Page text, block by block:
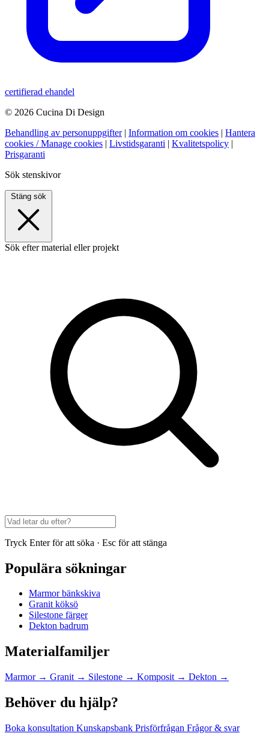
certifierad ehandel
© 2026 Cucina Di Design
Behandling av personuppgifter | Information om cookies | Hantera
cookies / Manage cookies | Livstidsgaranti | Kvalitetspolicy |
Prisgaranti
Sök stenskivor
Stäng sök
Sök efter material eller projekt
Tryck Enter för att söka · Esc för att stänga
Populära sökningar
Marmor bänkskiva
Granit köksö
Silestone färger
Dekton badrum
Materialfamiljer
Marmor → Granit → Silestone → Komposit → Dekton →
Behöver du hjälp?
Boka konsultation Kunskapsbank Prisförfrågan Frågor & svar